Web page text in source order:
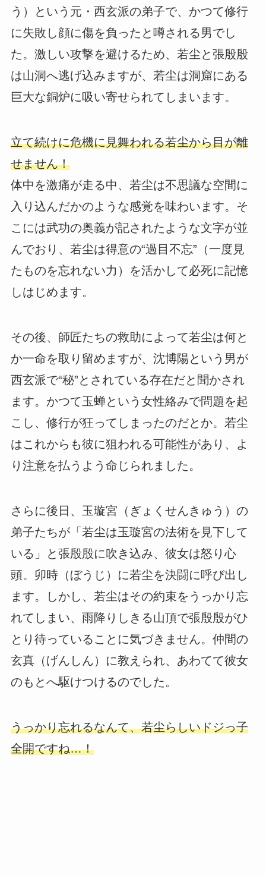
う）という元・西玄派の弟子で、かつて修行
に失敗し顔に傷を負ったと噂される男でし
た。激しい攻撃を避けるため、若尘と張殷殷
は山洞へ逃げ込みますが、若尘は洞窟にある
巨大な銅炉に吸い寄せられてしまいます。
立て続けに危機に見舞われる若尘から目が離
せません！
体中を激痛が走る中、若尘は不思議な空間に
入り込んだかのような感覚を味わいます。そ
こには武功の奥義が記されたような文字が並
んでおり、若尘は得意の“過目不忘”（一度見
たものを忘れない力）を活かして必死に記憶
しはじめます。
その後、師匠たちの救助によって若尘は何と
か一命を取り留めますが、沈博陽という男が
西玄派で“秘”とされている存在だと聞かされ
ます。かつて玉蝉という女性絡みで問題を起
こし、修行が狂ってしまったのだとか。若尘
はこれからも彼に狙われる可能性があり、よ
り注意を払うよう命じられました。
さらに後日、玉璇宮（ぎょくせんきゅう）の
弟子たちが「若尘は玉璇宮の法術を見下して
いる」と張殷殷に吹き込み、彼女は怒り心
頭。卯時（ぼうじ）に若尘を決闘に呼び出し
ます。しかし、若尘はその約束をうっかり忘
れてしまい、雨降りしきる山頂で張殷殷がひ
とり待っていることに気づきません。仲間の
玄真（げんしん）に教えられ、あわてて彼女
のもとへ駆けつけるのでした。
うっかり忘れるなんて、若尘らしいドジっ子
全開ですね…！